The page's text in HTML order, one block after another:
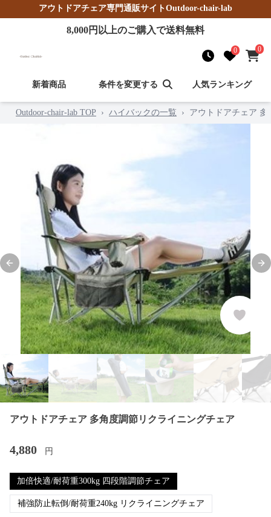
アウトドアチェア専門通販サイトOutdoor-chair-lab
8,000円以上のご購入で送料無料
0 0
新着商品 条件を変更する 人気ランキング
Outdoor-chair-lab TOP › ハイバックの一覧 › アウトドアチェア
Previous slide
アウトドアチェア 多角度調節リクライニングチェア
4,880 円
加倍快適/耐荷重300kg 四段階調節チェア
補強防止転倒/耐荷重240kg リクライニングチェア